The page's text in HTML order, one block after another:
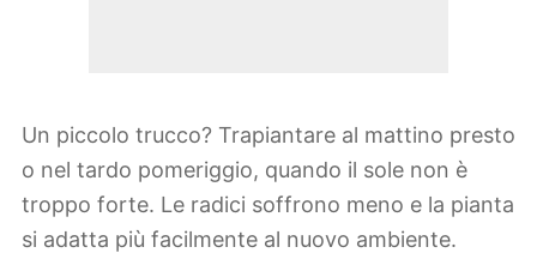
Un piccolo trucco? Trapiantare al mattino presto
o nel tardo pomeriggio, quando il sole non è
troppo forte. Le radici soffrono meno e la pianta
si adatta più facilmente al nuovo ambiente.